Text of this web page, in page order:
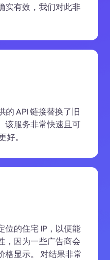
实有效，我们对此非
的 API 链接替换了旧
该服务非常快速且可
好。
位的住宅 IP，以便能
，因为一些广告商会
格显示。 对结果非常